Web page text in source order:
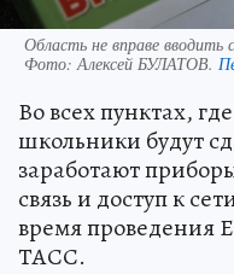
Область не вправе вводить
Фото:Алексей БУЛАТОВ.
Во всех пунктах,
школьники будут
заработают
связь и доступ к
время проведения
ТАСС.